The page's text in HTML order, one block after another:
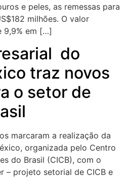
e peles, as remessas para
milhões. O valor
9,9% em […]
do
traz novos
o setor de
marcaram a realização da
organizada pelo Centro
do Brasil (CICB), com o
– projeto setorial de CICB e